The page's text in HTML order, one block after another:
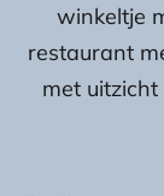
winkeltje
restaurant
met uitzicht